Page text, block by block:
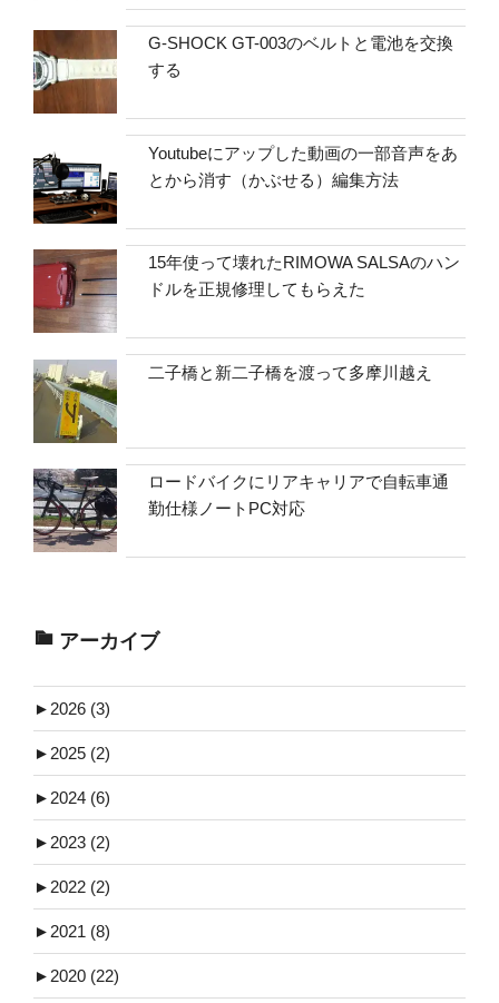
G-SHOCK GT-003のベルトと電池を交換
する
Youtubeにアップした動画の一部音声をあ
とから消す（かぶせる）編集方法
15年使って壊れたRIMOWA SALSAのハン
ドルを正規修理してもらえた
二子橋と新二子橋を渡って多摩川越え
ロードバイクにリアキャリアで自転車通
勤仕様ノートPC対応
アーカイブ
► 2026 (3)
► 2025 (2)
► 2024 (6)
► 2023 (2)
► 2022 (2)
► 2021 (8)
► 2020 (22)